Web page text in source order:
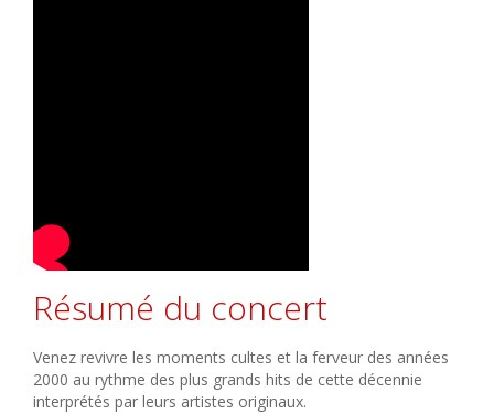
Résumé du concert
Venez revivre les moments cultes et la ferveur des années
2000 au rythme des plus grands hits de cette décennie
interprétés par leurs artistes originaux.